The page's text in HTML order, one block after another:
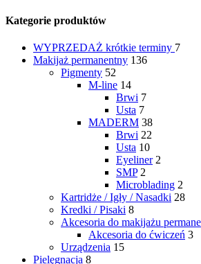
Kategorie produktów
WYPRZEDAŻ krótkie terminy 7
Makijaż permanentny 136
Pigmenty 52
M-line 14
Brwi 7
Usta 7
MADERM 38
Brwi 22
Usta 10
Eyeliner 2
SMP 2
Microblading 2
Kartridże / Igły / Nasadki 28
Kredki / Pisaki 8
Akcesoria do makijażu
Akcesoria do ćwiczeń 3
Urządzenia 15
Pielęgnacja 8